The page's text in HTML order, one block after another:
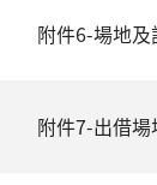
附件6-場地
附件7-出借